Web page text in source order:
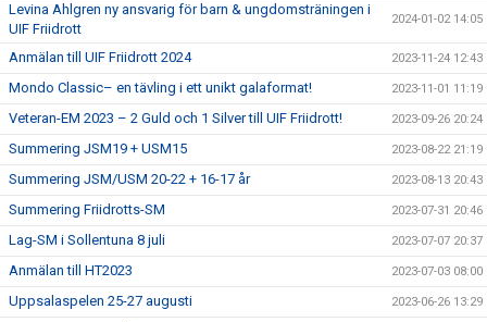
Levina Ahlgren ny ansvarig för barn & ungdomsträningen i
UIF Friidrott
2024-01-02 14:05
Anmälan till UIF Friidrott 2024 2023-11-24 12:43
Mondo Classic– en tävling i ett unikt galaformat! 2023-11-01 11:19
Veteran-EM 2023 – 2 Guld och 1 Silver till UIF Friidrott! 2023-09-26 20:24
Summering JSM19 + USM15 2023-08-22 21:19
Summering JSM/USM 20-22 + 16-17 år 2023-08-13 20:43
Summering Friidrotts-SM 2023-07-31 20:46
Lag-SM i Sollentuna 8 juli 2023-07-07 20:37
Anmälan till HT2023 2023-07-03 08:00
Uppsalaspelen 25-27 augusti 2023-06-26 13:29